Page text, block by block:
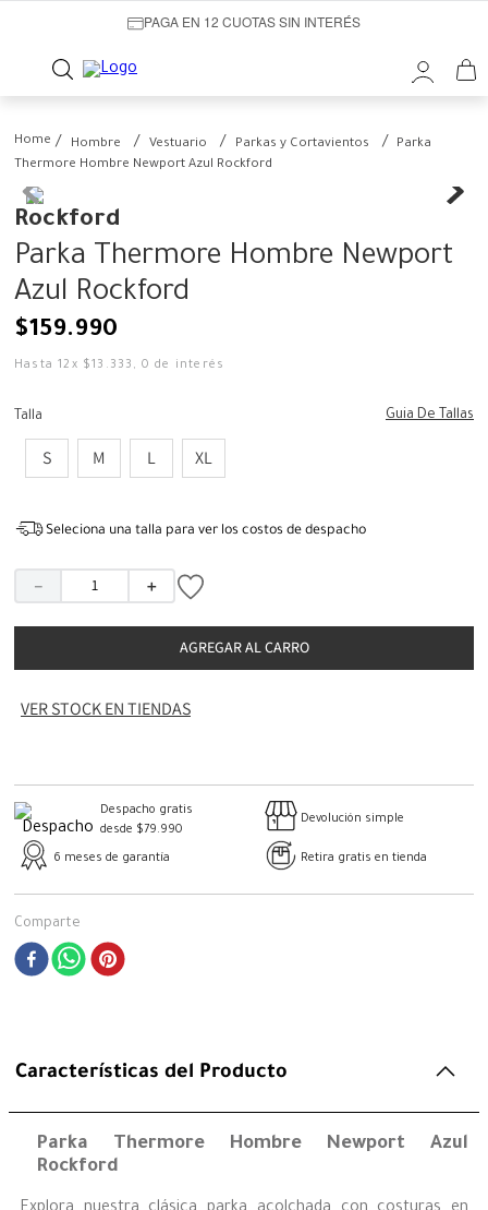
PAGA EN 12 CUOTAS SIN INTERÉS
Hombre Vestuario Parkas y Cortavientos
Parka
Thermore Hombre Newport Azul Rockford
Rockford
Parka Thermore Hombre Newport
Azul Rockford
$159.990
Hasta12 x $13 . 333 , 0 de interés
Talla Guia De Tallas
S M L XL
Seleciona una talla para ver los costos de despacho
＋
－
AGREGAR AL CARRO
VER STOCK EN TIENDAS
Despacho gratis
desde $79.990
Devolución simple
6 meses de garantía Retira gratis en tienda
Comparte
Características del Producto
Parka Thermore Hombre Newport Azul
Rockford